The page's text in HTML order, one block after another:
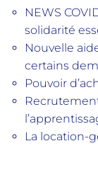
NEWS
solidarité
Nouvelle
certains
Pouvoir
La location-